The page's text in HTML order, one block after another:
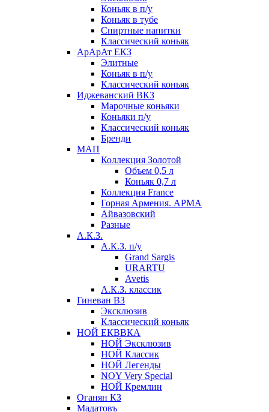
Коньяк в п/у
Коньяк в тубе
Спиртные напитки
Классический коньяк
АрАрАт ЕКЗ
Элитные
Коньяк в п/у
Классический коньяк
Иджеванский ВКЗ
Марочные коньяки
Коньяки п/у
Классический коньяк
Бренди
МАП
Коллекция Золотой
Объем 0,5 л
Коньяк 0,7 л
Коллекция France
Горная Армения. АРМА
Айвазовский
Разные
А.К.З.
А.К.З. п/у
Grand Sargis
URARTU
Avetis
А.К.З. классик
Гиневан ВЗ
Эксклюзив
Классический коньяк
НОЙ ЕКВВКА
НОЙ Эксклюзив
НОЙ Классик
НОЙ Легенды
NOY Very Speсial
НОЙ Кремлин
Оганян КЗ
Мадатовъ